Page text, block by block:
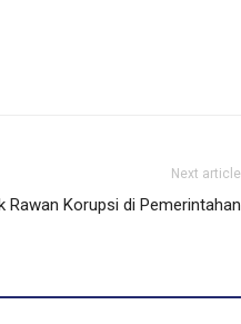
Next article
Rawan Korupsi di Pemerintahan